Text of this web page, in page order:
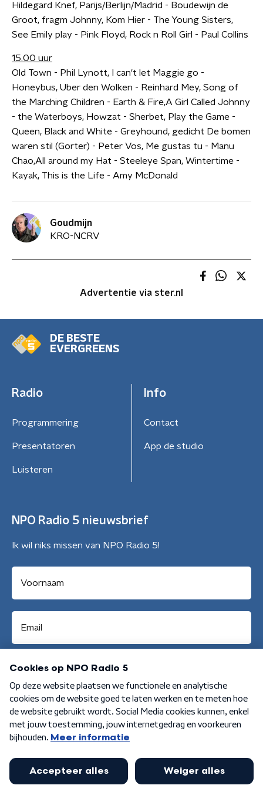
Hildegard Knef, Parijs/Berlijn/Madrid - Boudewijn de
Groot, fragm Johnny, Kom Hier - The Young Sisters,
See Emily play - Pink Floyd, Rock n Roll Girl - Paul Collins
15.00 uur
Old Town - Phil Lynott, I can't let Maggie go -
Honeybus, Uber den Wolken - Reinhard Mey, Song of
the Marching Children - Earth & Fire,A Girl Called Johnny
- the Waterboys, Howzat - Sherbet, Play the Game -
Queen, Black and White - Greyhound, gedicht De bomen
waren stil (Gorter) - Peter Vos, Me gustas tu - Manu
Chao,All around my Hat - Steeleye Span, Wintertime -
Kayak, This is the Life - Amy McDonald
Goudmijn
KRO-NCRV
Advertentie via ster.nl
DE BESTE
EVERGREENS
Radio
Programmering
Presentatoren
Luisteren
Info
Contact
App de studio
NPO Radio 5 nieuwsbrief
Ik wil niks missen van NPO Radio 5!
Aanmelden
Algemene voorwaarden